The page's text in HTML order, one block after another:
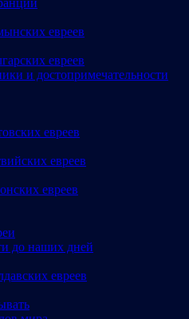
евреев
евреев
и достопримечательности
евреев
евреев
евреев
до наших дней
евреев